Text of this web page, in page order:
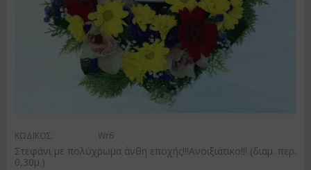
ΚΩΔΙΚΟΣ: Wr6
Στεφάνι με πολύχρωμα άνθη εποχής!!!Ανοιξιάτικο!!! (διαμ. περ.
0,30μ.)